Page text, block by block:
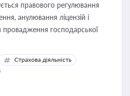
правового регулювання
анулювання ліцензій і
провадження господарської
Страхова діяльність